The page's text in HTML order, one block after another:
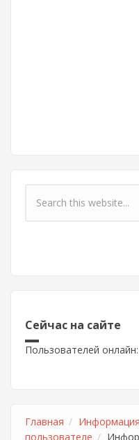
Форма поиска
Сейчас на сайте
Пользователей
Главная
пользователе